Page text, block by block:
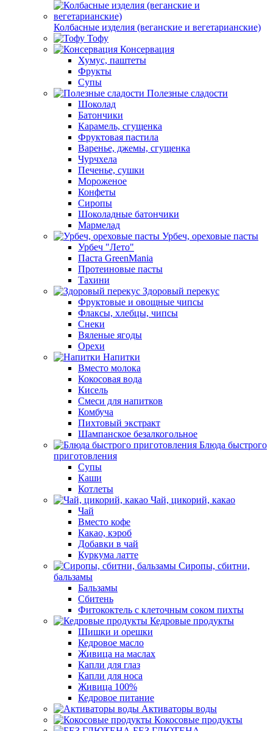
Колбасные изделия (веганские и вегетарианские)
Тофу
Консервация
Хумус, паштеты
Фрукты
Супы
Полезные сладости
Шоколад
Батончики
Карамель, сгущенка
Фруктовая пастила
Варенье, джемы, сгущенка
Чурчхела
Печенье, сушки
Мороженое
Конфеты
Сиропы
Шоколадные батончики
Мармелад
Урбеч, ореховые пасты
Урбеч "Лето"
Паста GreenMania
Протеиновые пасты
Тахини
Здоровый перекус
Фруктовые и овощные чипсы
Флаксы, хлебцы, чипсы
Снеки
Вяленые ягоды
Орехи
Напитки
Вместо молока
Кокосовая вода
Кисель
Смеси для напитков
Комбуча
Пихтовый экстракт
Шампанское безалкогольное
Блюда быстрого
приготовления
Супы
Каши
Котлеты
Чай, цикорий, какао
Чай
Вместо кофе
Какао, кэроб
Добавки в чай
Куркума латте
Сиропы, сбитни,
бальзамы
Бальзамы
Сбитень
Фитококтель с клеточным соком пихты
Кедровые продукты
Шишки и орешки
Кедровое масло
Живица на маслах
Капли для глаз
Капли для носа
Живица 100%
Кедровое питание
Активаторы воды
Кокосовые продукты